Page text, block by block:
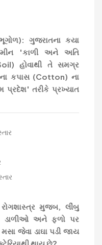
ગુજરાતના કયા
'કાળી અને અતિ
હોવાથી તે સમગ્ર
કપાસ (Cotton) ના
પ્રદેશ' તરીકે પ્રખ્યાત
રોગશાસ્ત્ર મુજબ, લીંબુ
ડાળીઓ અને ફળો પર
જેવા ડાઘા પડી જાય
થાય છે?